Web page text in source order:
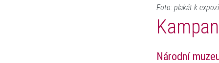
Foto: plakát k
Národní